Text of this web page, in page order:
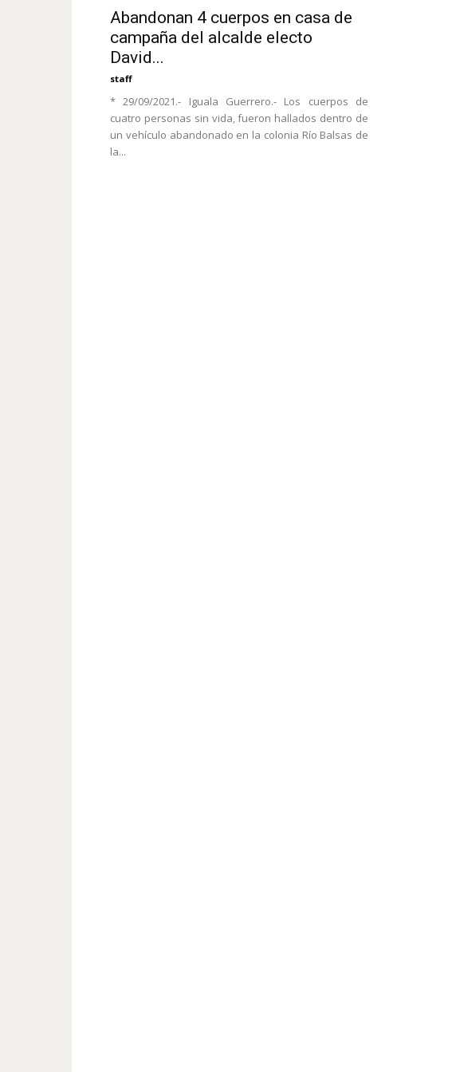
Abandonan 4 cuerpos en casa de
campaña del alcalde electo
David...
staff
* 29/09/2021.- Iguala Guerrero.- Los cuerpos de
cuatro personas sin vida, fueron hallados dentro de
un vehículo abandonado en la colonia Río Balsas de
la...